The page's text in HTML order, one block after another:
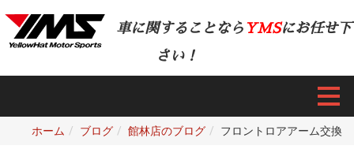
車に関することなら YMSにお任せ下
さい！
ホーム ブログ 館林店のブログ フロントロアアーム交換